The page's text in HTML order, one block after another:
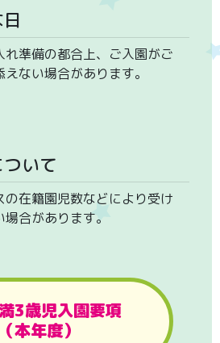
れ準備の都合上、ご入園がご
ない場合があります。
いて
の在籍園児数などにより受け
合があります。
満3歳児入園要項
（本年度）